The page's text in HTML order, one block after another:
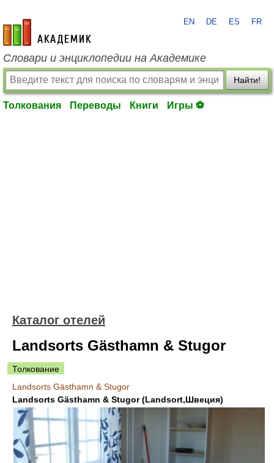
academic.ru
EN DE ES FR
Словари и энциклопедии на Академике
Найти!
Толкования Переводы Книги Игры ⚽
Каталог отелей
Landsorts Gästhamn & Stugor
Толкование
Landsorts Gästhamn & Stugor
Landsorts Gästhamn & Stugor (Landsort,Швеция)